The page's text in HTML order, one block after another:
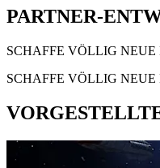
PARTNER-
SCHAFFE VÖLLIG NEUE
SCHAFFE VÖLLIG NEUE